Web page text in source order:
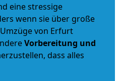
eine stressige
wenn sie über große
von Erfurt
Vorbereitung und
dass alles